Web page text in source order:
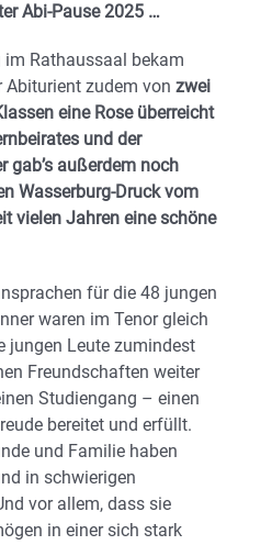
Abi-Pause 2025 …
im Rathaussaal bekam
Abiturient zudem von zwei
eine Rose überreicht
und der
gab’s außerdem noch
Wasserburg-Druck vom
vielen Jahren eine schöne
für die 48 jungen
waren im Tenor gleich
jungen Leute zumindest
Freundschaften weiter
Studiengang – einen
bereitet und erfüllt.
und Familie haben
in schwierigen
vor allem, dass sie
in einer sich stark